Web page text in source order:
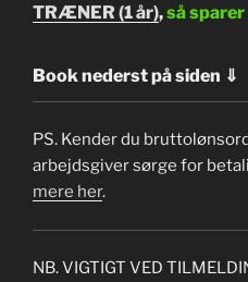
TRÆNER (1 år),så
Book nederst på siden ⇓
PS. Kender du
arbejdsgiver sørge for
mere her.
NB. VIGTIGT VED